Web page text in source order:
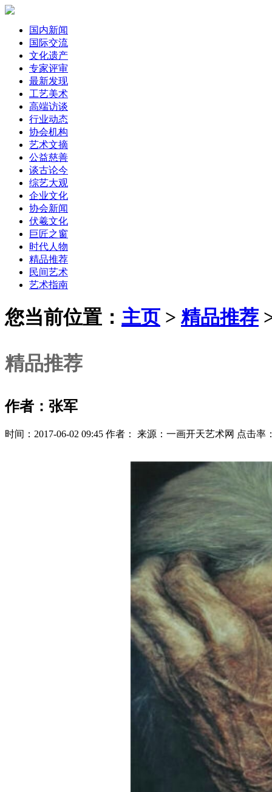
国内新闻
国际交流
文化遗产
专家评审
最新发现
工艺美术
高端访谈
行业动态
协会机构
艺术文摘
公益慈善
谈古论今
综艺大观
企业文化
协会新闻
伏羲文化
巨匠之窗
时代人物
精品推荐
民间艺术
艺术指南
您当前位置： 主页 > 精品推荐
精品推荐
作者：张军
时间：2017-06-02 09:45 作者： 来源：一画开天艺术网 点击率